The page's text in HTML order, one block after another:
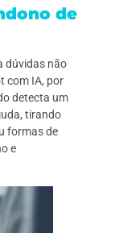
de
dúvidas não
com IA, por
detecta um
tirando
formas de
e